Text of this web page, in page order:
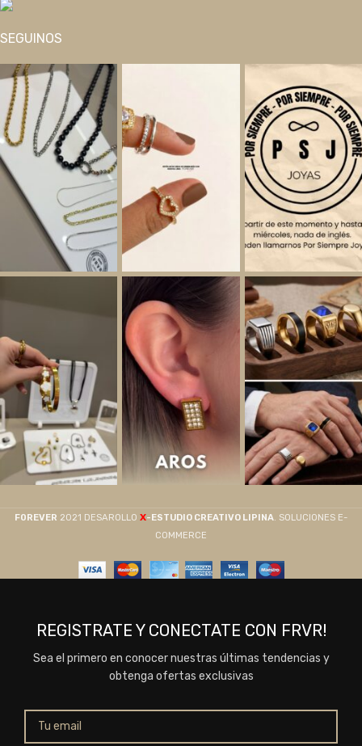
SEGUINOS
F0REVER 2021 DESAROLLO X-ESTUDIO CREATIVO LIPINA. SOLUCIONES E-
COMMERCE
REGISTRATE Y CONECTATE CON FRVR!
Sea el primero en conocer nuestras últimas tendencias y
obtenga ofertas exclusivas